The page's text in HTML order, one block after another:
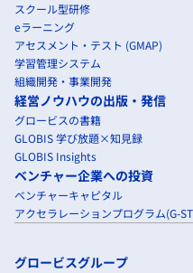
スクール型研修
eラーニング
アセスメント・テスト (GMAP)
学習管理システム
組織開発・事業開発
経営ノウハウの出版・発信
グロービスの書籍
GLOBIS 学び放題×知見録
GLOBIS Insights
ベンチャー企業への投資
ベンチャーキャピタル
アクセラレーションプログラム(G-
グロービスグループ